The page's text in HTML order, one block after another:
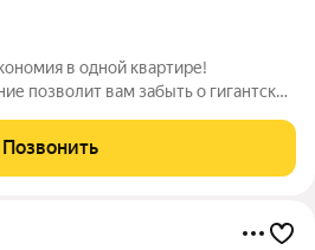
в одной квартире!
позволит вам забыть о гигантских
для комфортной жизни без
ОПИСАНИЕ О
Позвонить